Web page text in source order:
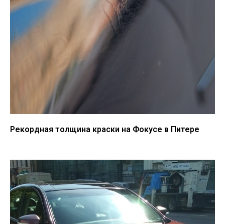
Рекордная толщина краски на Фокусе в Питере